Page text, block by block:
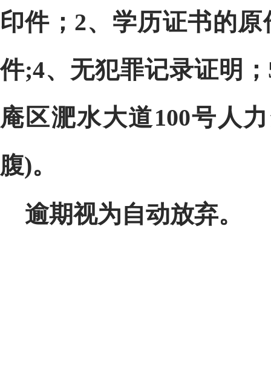
印件；2、学历证书的
件;4、无犯罪记录证明
庵区淝水大道100号人
腹)。
逾期视为自动放弃。